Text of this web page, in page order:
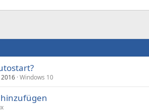
Windows 10